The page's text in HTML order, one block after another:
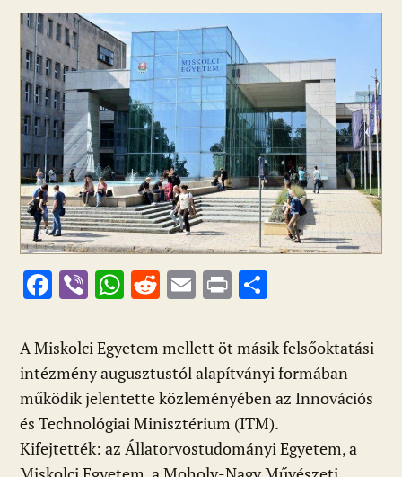
F
e
b
o
o
k
Vi
er
W
at
s
A
p
p
R
d
di
t
E
ai
l
Pr
t za
m
e
g
A Miskolci Egyetem mellett öt másik felsőoktatási
intézmény augusztustól alapítványi formában
működik jelentette közleményében az Innovációs
és Technológiai Minisztérium (ITM).
Kifejtették: az Állatorvostudományi Egyetem, a